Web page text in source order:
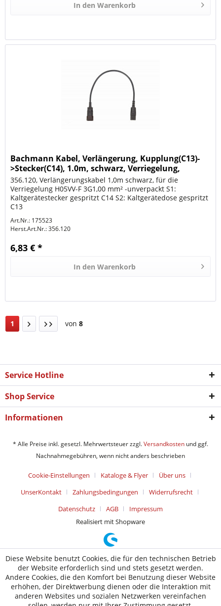
In den Warenkorb
Bachmann Kabel, Verlängerung, Kupplung(C13)-
>Stecker(C14), 1.0m, schwarz, Verriegelung,
356.120, Verlängerungskabel 1,0m schwarz, für die
Verriegelung H05VV-F 3G1,00 mm² -unverpackt S1:
Kaltgerätestecker gespritzt C14 S2: Kaltgerätedose gespritzt
C13
Art.Nr.: 175523
Herst.Art.Nr.:356.120
6,83 € *
In den Warenkorb
1 von 8
Service Hotline
Shop Service
Informationen
* Alle Preise inkl. gesetzl. Mehrwertsteuer zzgl.Versandkosten und ggf.
Nachnahmegebühren, wenn nicht anders beschrieben
Cookie-Einstellungen Kataloge & Flyer
Über uns
UnserKontakt
Zahlungsbedingungen
Widerrufsrecht
Datenschutz
AGB
Impressum
Realisiert mit Shopware
Diese Website benutzt Cookies, die für den technischen Betrieb
der Website erforderlich sind und stets gesetzt werden.
Andere Cookies, die den Komfort bei Benutzung dieser Website
erhöhen, der Direktwerbung dienen oder die Interaktion mit
anderen Websites und sozialen Netzwerken vereinfachen